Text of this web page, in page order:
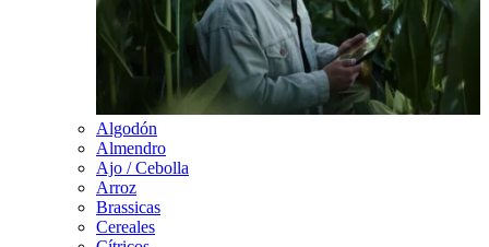
Algodón
Almendro
Ajo / Cebolla
Arroz
Brassicas
Cereales